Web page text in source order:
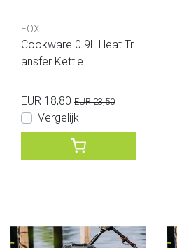
FOX
Cookware 0.9L Heat Tr
ansfer Kettle
EUR 18,80 EUR 23,50
Vergelijk